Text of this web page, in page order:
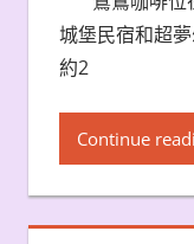
城堡民宿和超
約2
Continue